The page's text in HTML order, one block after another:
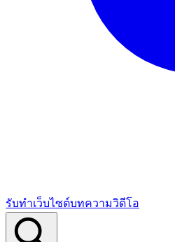
รับทำเว็บไซต์บทความวิดีโอ